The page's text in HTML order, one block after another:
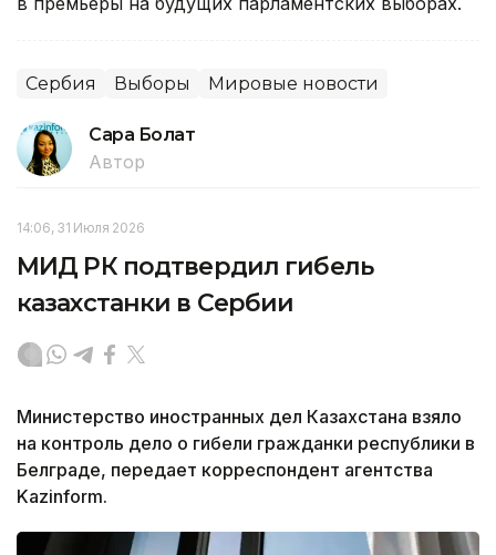
Сербия Выборы Мировые новости
Сара Болат
Автор
14:06, 31 Июля 2026
МИД РК подтвердил гибель
казахстанки в Сербии
Министерство иностранных дел Казахстана взяло
на контроль дело о гибели гражданки республики в
Белграде, передает корреспондент агентства
Kazinform.